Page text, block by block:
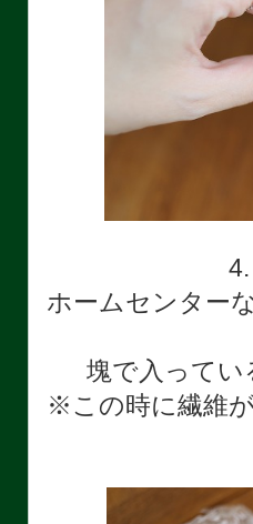
ホームセンター
塊で入ってい
※この時に繊維